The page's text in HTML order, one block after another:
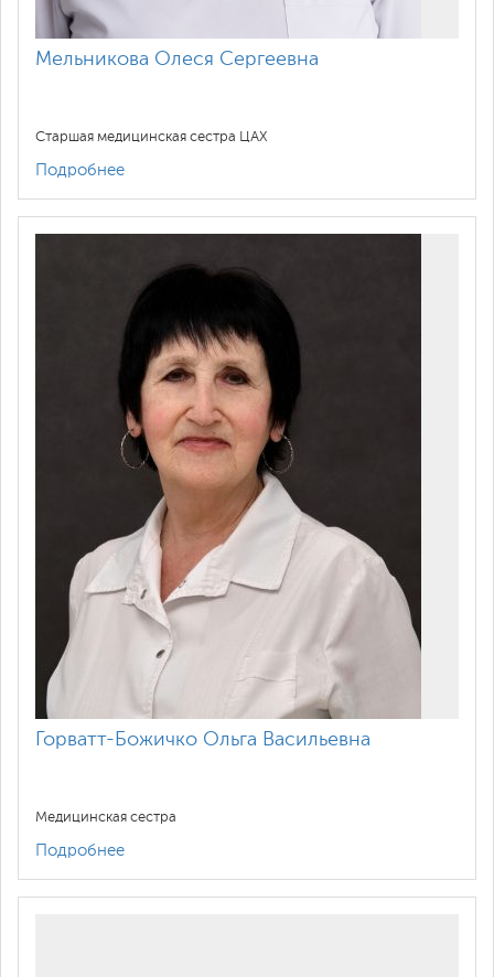
Мельникова Олеся Сергеевна
Старшая медицинская сестра ЦАХ
Подробнее
Горватт-Божичко Ольга Васильевна
Медицинская сестра
Подробнее